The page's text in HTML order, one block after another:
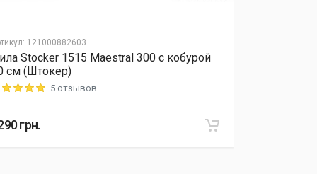
: 121000882603
Stocker 1515 Maestral 300 с кобурой
см (Штокер)
5 out of 55 отзывов
грн.